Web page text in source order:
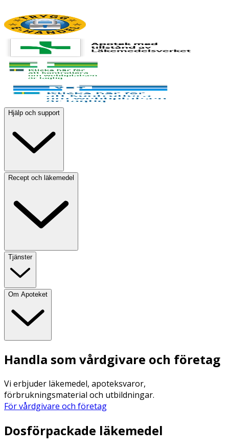
Hjälp och support
Recept och läkemedel
Tjänster
Om Apoteket
Handla som vårdgivare och företag
Vi erbjuder läkemedel, apoteksvaror,
förbrukningsmaterial och utbildningar.
För vårdgivare och företag
Dosförpackade läkemedel